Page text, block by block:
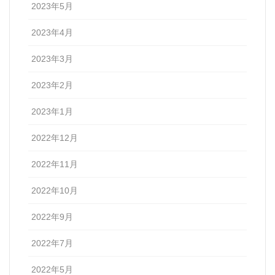
2023年5月
2023年4月
2023年3月
2023年2月
2023年1月
2022年12月
2022年11月
2022年10月
2022年9月
2022年7月
2022年5月